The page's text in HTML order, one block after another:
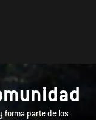
forma parte de los